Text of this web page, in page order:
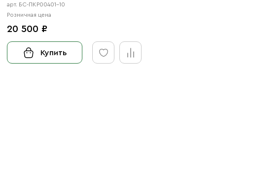
арт. БС-ПКР00401-10
Розничная цена
20 500 ₽
Купить